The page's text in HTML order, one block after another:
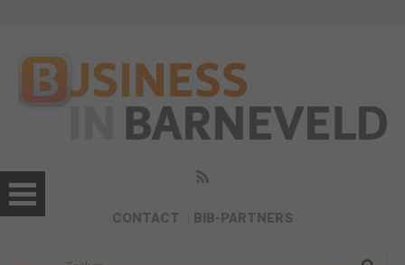
CONTACT BIB-PARTNERS